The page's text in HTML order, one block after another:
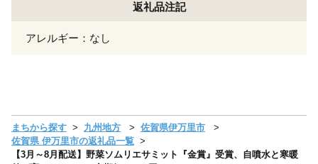
返礼品注記
アレルギー：なし
まちから探す 九州地方
佐賀県伊万里市
佐賀県 伊万里市の返礼品一覧
【3月～8月配送】野菜ソムリエサミット『金賞』受賞、自噴水と寒暖